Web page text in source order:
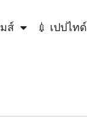
ส์ 💉 เปปไทด์